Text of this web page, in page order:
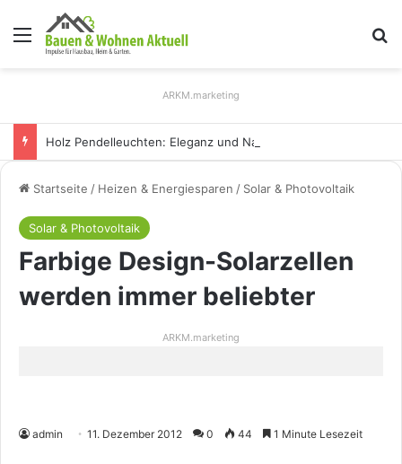
Menü
ARKM.marketing
Startseite / Heizen & Energiesparen / Solar & Photovoltaik
Solar & Photovoltaik
Farbige Design-Solarzellen
werden immer beliebter
ARKM.marketing
admin 11. Dezember 2012 0 44 1 Minute Lesezeit